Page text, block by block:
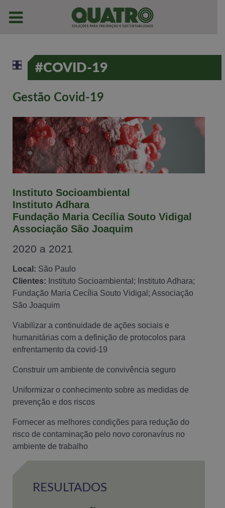
#COVID-19
Gestão Covid-19
Instituto Socioambiental
Instituto Adhara
Fundação Maria Cecília Souto Vidigal
Associação São Joaquim
2020 a 2021
Local: São Paulo
Clientes: Instituto Socioambiental; Instituto Adhara;
Fundação Maria Cecília Souto Vidigal; Associação
São Joaquim
Viabilizar a continuidade de ações sociais e
humanitárias com a definição de protocolos para
enfrentamento da covid-19
Construir um ambiente de convivência seguro
Uniformizar o conhecimento sobre as medidas de
prevenção e dos riscos
Fornecer as melhores condições para redução do
risco de contaminação pelo novo coronavírus no
ambiente de trabalho
RESULTADOS